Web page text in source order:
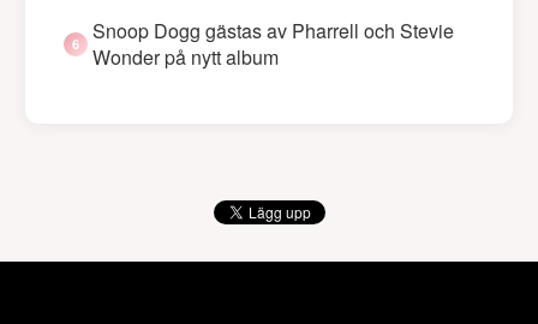
Snoop Dogg gästas av Pharrell och Stevie
Wonder på nytt album